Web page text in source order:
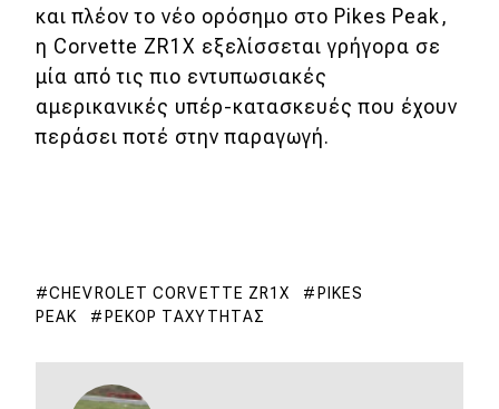
και πλέον το νέο ορόσημο στο Pikes Peak,
η Corvette ZR1X εξελίσσεται γρήγορα σε
μία από τις πιο εντυπωσιακές
αμερικανικές υπέρ-κατασκευές που έχουν
περάσει ποτέ στην παραγωγή.
CHEVROLET CORVETTE ZR1X
PIKES
PEAK
ΡΕΚΌΡ ΤΑΧΎΤΗΤΑΣ